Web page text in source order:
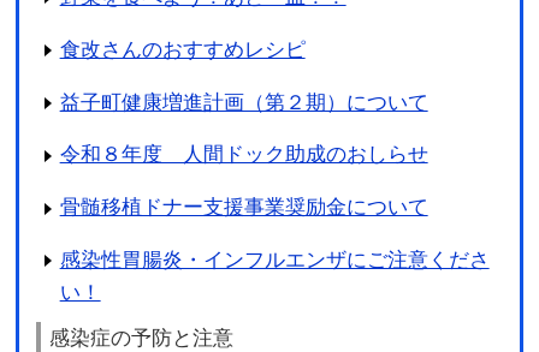
食改さんのおすすめレシピ
益子町健康増進計画（第２期）について
令和８年度 人間ドック助成のおしらせ
骨髄移植ドナー支援事業奨励金について
感染性胃腸炎・インフルエンザにご注意くださ
い！
感染症の予防と注意